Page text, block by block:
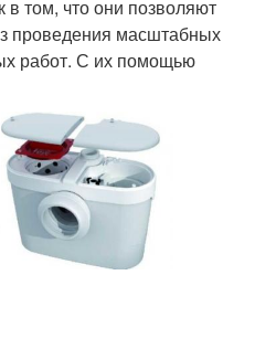
в том, что они позволяют
проведения масштабных
работ. С их помощью